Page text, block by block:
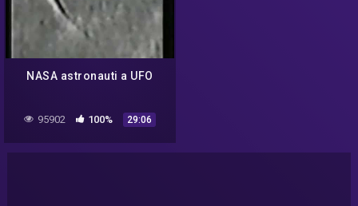
NASA astronauti a UFO
95902 100% 29:06